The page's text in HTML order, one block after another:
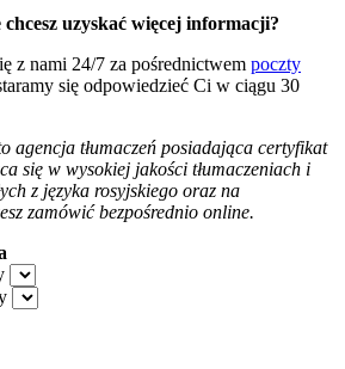
uzyskać więcej informacji?
z nami 24/7 za pośrednictwem poczty
się odpowiedzieć Ci w ciągu 30
agencja tłumaczeń posiadająca certyfikat
się w wysokiej jakości tłumaczeniach i
z języka rosyjskiego oraz na
zamówić bezpośrednio online.